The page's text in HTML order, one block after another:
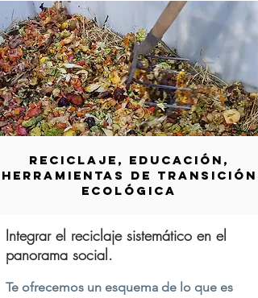
RECICLAJE, EDUCACIÓN,
HERRAMIENTAS DE TRANSICIÓN
ECOLÓGICA
Integrar el reciclaje sistemático en el
panorama social.
Te ofrecemos un esquema de lo que es